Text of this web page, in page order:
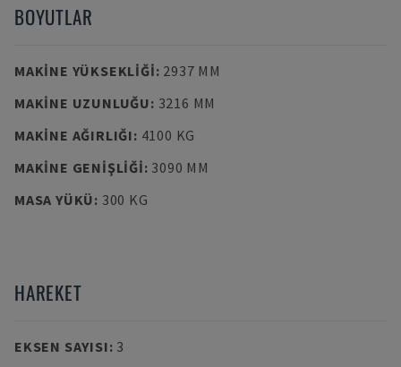
BOYUTLAR
MAKINE YÜKSEKLIĞI: 2937 MM
MAKINE UZUNLUĞU: 3216 MM
MAKINE AĞIRLIĞI: 4100 KG
MAKINE GENIŞLIĞI: 3090 MM
MASA YÜKÜ: 300 KG
HAREKET
EKSEN SAYISI: 3